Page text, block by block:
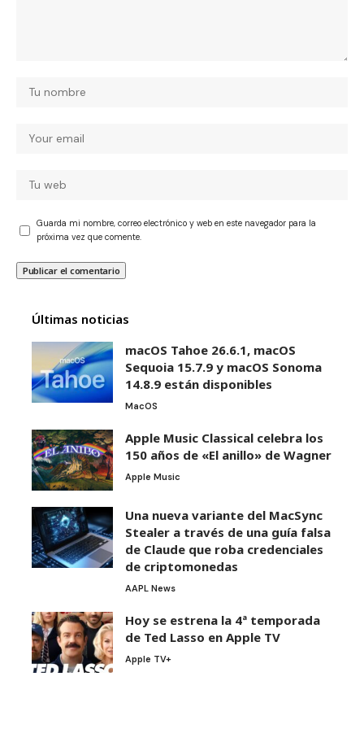
Guarda mi nombre, correo electrónico y web en este navegador para la
próxima vez que comente.
Últimas noticias
macOS Tahoe 26.6.1, macOS
Sequoia 15.7.9 y macOS Sonoma
14.8.9 están disponibles
MacOS
Apple Music Classical celebra los
150 años de «El anillo» de Wagner
Apple Music
Una nueva variante del MacSync
Stealer a través de una guía falsa
de Claude que roba credenciales
de criptomonedas
AAPL News
Hoy se estrena la 4ª temporada
de Ted Lasso en Apple TV
Apple TV+